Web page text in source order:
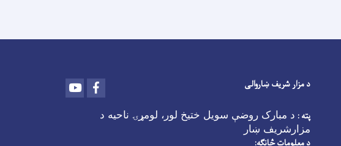
د مزار شریف ښاروالی Youtube
پته : د مبارک روضې سویل ختیخ لور، لومړۍ ناحیه د
مزارشریف ښار